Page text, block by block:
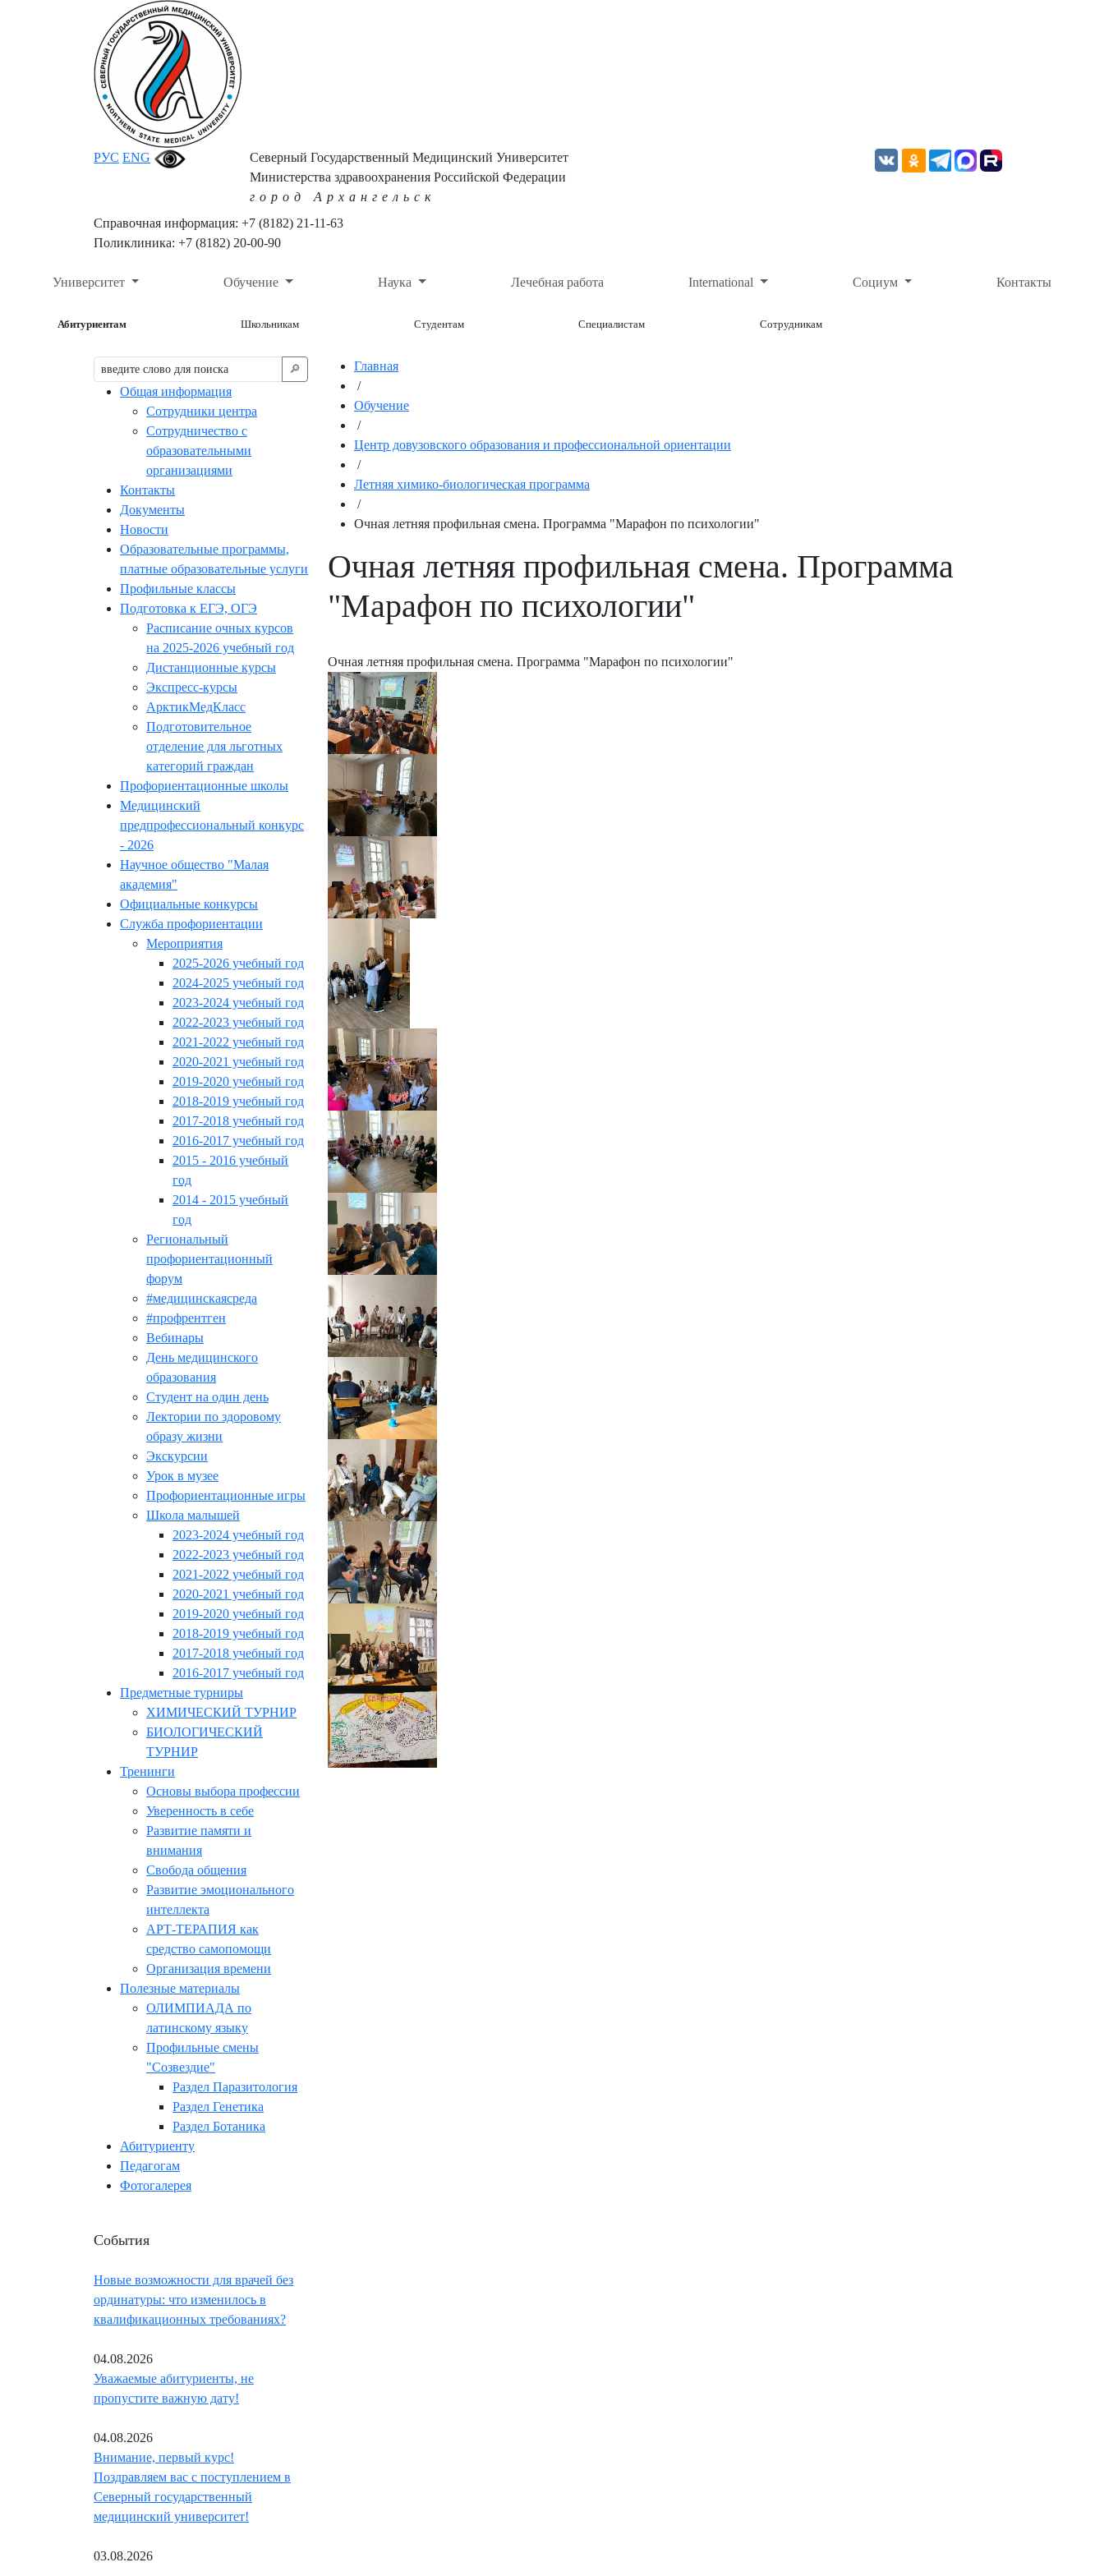
РУС ENG
Северный Государственный Медицинский Университет
Министерства здравоохранения Российской Федерации
город Архангельск
Справочная информация: +7 (8182) 21-11-63
Поликлиника: +7 (8182) 20-00-90
Университет Обучение Наука Лечебная работа International Социум Контакты
Абитуриентам Школьникам Студентам Специалистам Сотрудникам
🔎︎
Общая информация
Сотрудники центра
Сотрудничество с
образовательными
организациями
Контакты
Документы
Новости
Образовательные программы,
платные образовательные услуги
Профильные классы
Подготовка к ЕГЭ, ОГЭ
Расписание очных курсов
на 2025-2026 учебный год
Дистанционные курсы
Экспресс-курсы
АрктикМедКласс
Подготовительное
отделение для льготных
категорий граждан
Профориентационные школы
Медицинский
предпрофессиональный конкурс
- 2026
Научное общество "Малая
академия"
Официальные конкурсы
Служба профориентации
Мероприятия
2025-2026 учебный год
2024-2025 учебный год
2023-2024 учебный год
2022-2023 учебный год
2021-2022 учебный год
2020-2021 учебный год
2019-2020 учебный год
2018-2019 учебный год
2017-2018 учебный год
2016-2017 учебный год
2015 - 2016 учебный
год
2014 - 2015 учебный
год
Региональный
профориентационный
форум
#медицинскаясреда
#профрентген
Вебинары
День медицинского
образования
Студент на один день
Лектории по здоровому
образу жизни
Экскурсии
Урок в музее
Профориентационные игры
Школа малышей
2023-2024 учебный год
2022-2023 учебный год
2021-2022 учебный год
2020-2021 учебный год
2019-2020 учебный год
2018-2019 учебный год
2017-2018 учебный год
2016-2017 учебный год
Предметные турниры
ХИМИЧЕСКИЙ ТУРНИР
БИОЛОГИЧЕСКИЙ
ТУРНИР
Тренинги
Основы выбора профессии
Уверенность в себе
Развитие памяти и
внимания
Свобода общения
Развитие эмоционального
интеллекта
АРТ-ТЕРАПИЯ как
средство самопомощи
Организация времени
Полезные материалы
ОЛИМПИАДА по
латинскому языку
Профильные смены
"Созвездие"
Раздел Паразитология
Раздел Генетика
Раздел Ботаника
Абитуриенту
Педагогам
Фотогалерея
События
Новые возможности для врачей без
ординатуры: что изменилось в
квалификационных требованиях?
04.08.2026
Уважаемые абитуриенты, не
пропустите важную дату!
04.08.2026
Внимание, первый курс!
Поздравляем вас с поступлением в
Северный государственный
медицинский университет!
03.08.2026
Главная
/
Обучение
/
Центр довузовского образования и профессиональной ориентации
/
Летняя химико-биологическая программа
/
Очная летняя профильная смена. Программа "Марафон по психологии"
Очная летняя профильная смена. Программа
"Марафон по психологии"
Очная летняя профильная смена. Программа "Марафон по психологии"